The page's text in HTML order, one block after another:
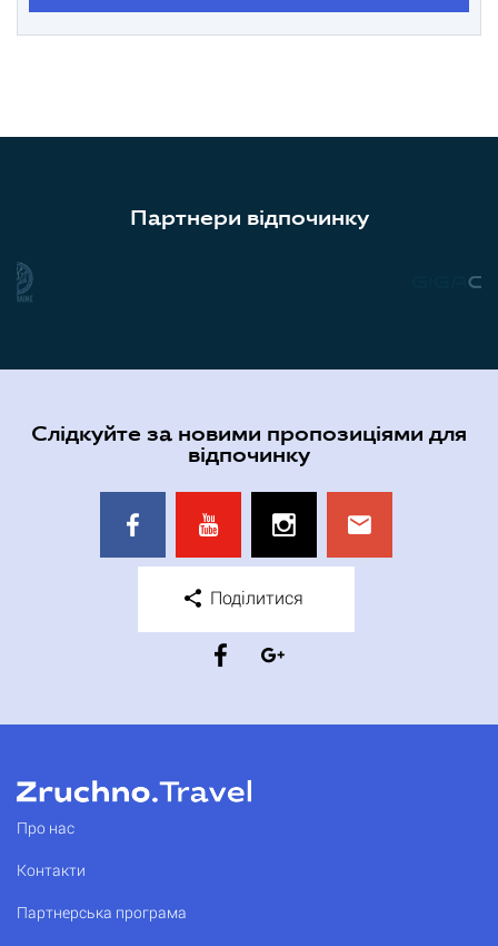
Партнери відпочинку
Слідкуйте за новими пропозиціями для
відпочинку
Поділитися
Про нас
Контакти
Партнерська програма